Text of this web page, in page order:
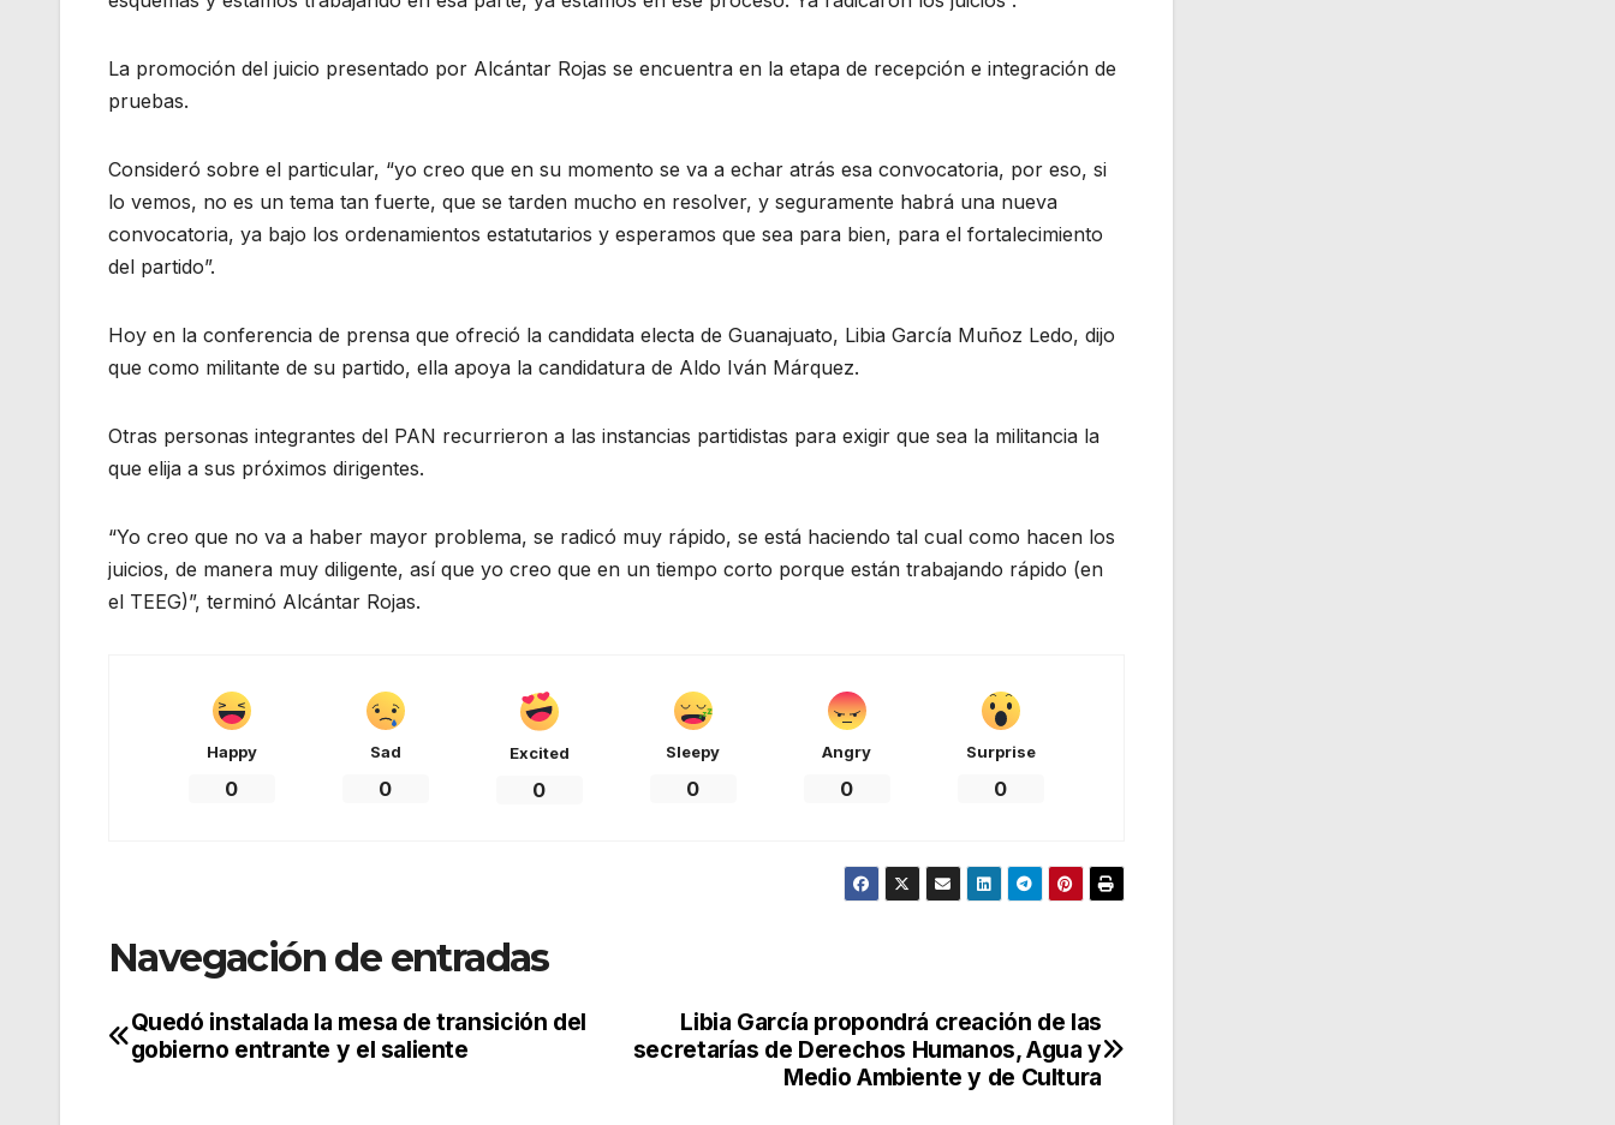
La promoción del juicio presentado por Alcántar Rojas se encuentra en la etapa de recepción e integración de
pruebas.
Consideró sobre el particular, “yo creo que en su momento se va a echar atrás esa convocatoria, por eso, si
lo vemos, no es un tema tan fuerte, que se tarden mucho en resolver, y seguramente habrá una nueva
convocatoria, ya bajo los ordenamientos estatutarios y esperamos que sea para bien, para el fortalecimiento
del partido”.
Hoy en la conferencia de prensa que ofreció la candidata electa de Guanajuato, Libia García Muñoz Ledo, dijo
que como militante de su partido, ella apoya la candidatura de Aldo Iván Márquez.
Otras personas integrantes del PAN recurrieron a las instancias partidistas para exigir que sea la militancia la
que elija a sus próximos dirigentes.
“Yo creo que no va a haber mayor problema, se radicó muy rápido, se está haciendo tal cual como hacen los
juicios, de manera muy diligente, así que yo creo que en un tiempo corto porque están trabajando rápido (en
el TEEG)”, terminó Alcántar Rojas.
Happy
0
Sad
0
Excited
0
Sleepy
0
Angry
0
Surprise
0
Navegación de entradas
Libia García propondrá creación de las
secretarías de Derechos Humanos, Agua y
Medio Ambiente y de Cultura
Quedó instalada la mesa de transición del
gobierno entrante y el saliente